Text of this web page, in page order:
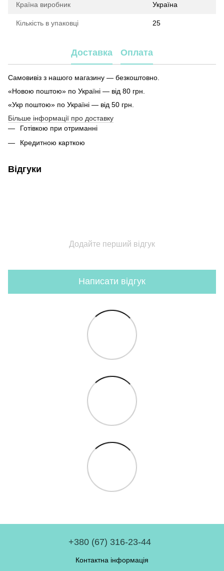
Країна виробник Україна
Кількість в упаковці 25
Доставка Оплата
Самовивіз з нашого магазину — безкоштовно.
«Новою поштою» по Україні — від 80 грн.
«Укр поштою» по Україні — від 50 грн.
Більше інформації про доставку
Готівкою при отриманні
Кредитною карткою
Відгуки
Додайте перший відгук
Написати відгук
+380 (67) 316-23-44
Контактна інформація